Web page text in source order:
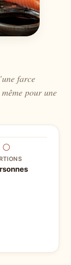
farce
pour une
⚪